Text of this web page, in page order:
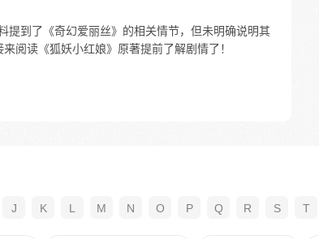
提到了《奇幻爱丽丝》的相关情节，但未明确说明其
阅读《狐妖小红娘》原著提前了解剧情了！
J K L M N O P Q R S T